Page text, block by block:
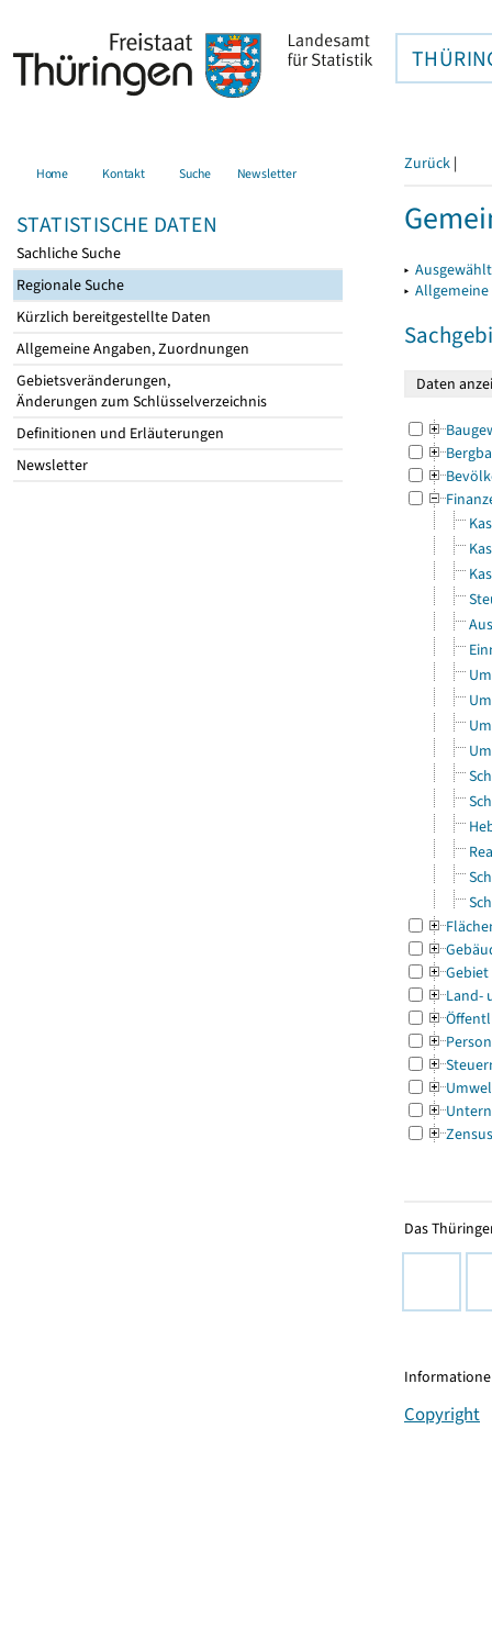
Home Kontakt Suche Newsletter
STATISTISCHE DATEN
Sachliche Suche
Regionale Suche
Kürzlich bereitgestellte Daten
Allgemeine Angaben, Zuordnungen
Gebietsveränderungen,
Änderungen zum Schlüsselverzeichnis
Definitionen und Erläuterungen
Newsletter
Zurück |
▸
▸
Gebiet
Land-
Zensus
Das
Copyright